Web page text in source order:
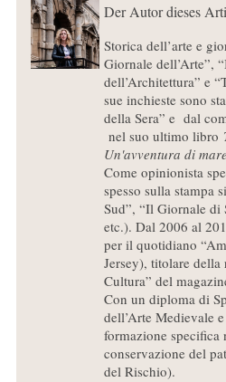
Der Autor dieses
Storica dell’arte e
Giornale dell’Arte”,
dell’Architettura” e
sue inchieste sono
della Sera” e dal
nel suo ultimo libro
Un'avventura di mare
Come opinionista
spesso sulla stampa
Sud”, “Il Giornale di
etc.). Dal 2006 al
per il quotidiano
Jersey), titolare
Cultura” del
Con un diploma di
dell’Arte Medievale
formazione specifica
conservazione del
del Rischio).